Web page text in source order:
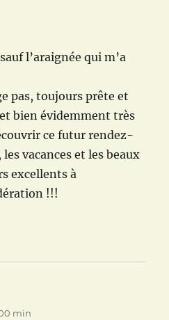
l’araignée qui m’a
pas, toujours prête et
bien évidemment très
ce futur rendez-
vacances et les beaux
excellents à
!!!
min